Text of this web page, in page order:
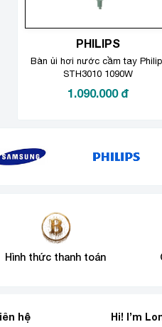
PHILIPS
Bàn ủi hơi nước cầm tay
STH3010 1090W
1.090.000 đ
Hình thức thanh toán
hệ Hi! I’m